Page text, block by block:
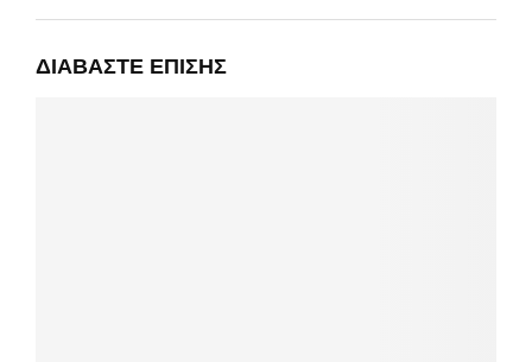
ΔΙΑΒΆΣΤΕ ΕΠΊΣΗΣ